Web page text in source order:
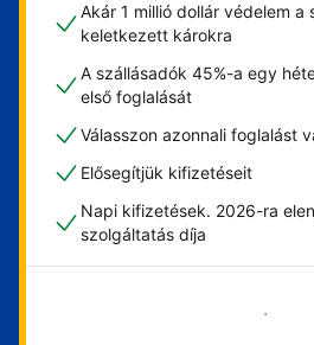
Akár 1 millió dollár védelem a
keletkezett károkra
A szállásadók 45%-a egy
első foglalását
Válasszon azonnali foglalást
Elősegítjük kifizetéseit
Napi kifizetések. 2026-ra
szolgáltatás díja
Vágjon bele most